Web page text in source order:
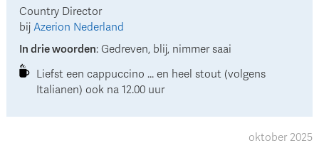
Country Director
bij Azerion Nederland
In drie woorden: Gedreven, blij, nimmer saai
Liefst een cappuccino ... en heel stout (volgens
Italianen) ook na 12.00 uur
oktober 2025